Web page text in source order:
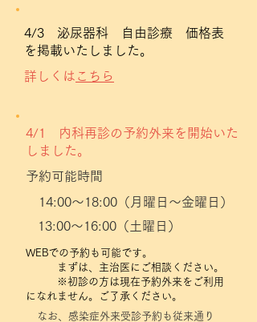
4/3 泌尿器科 自由診療 価格表
を掲載いたしました。
詳しくは こちら
4/1 内科再診の予約外来を開始いた
しました。
予約可能時間
14:00～18:00（月曜日～金曜日）
13:00～16:00（土曜日）
WEBでの予約も可能です。
まずは、主治医にご相談ください。
※初診の方は現在予約外来をご利用
になれません。ご了承ください。
なお、感染症外来受診予約も従来通り